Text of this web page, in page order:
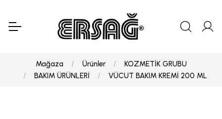
Mağaza Ürünler
KOZMETİK GRUBU
BAKIM ÜRÜNLERİ
VÜCUT BAKIM KREMİ 200 ML